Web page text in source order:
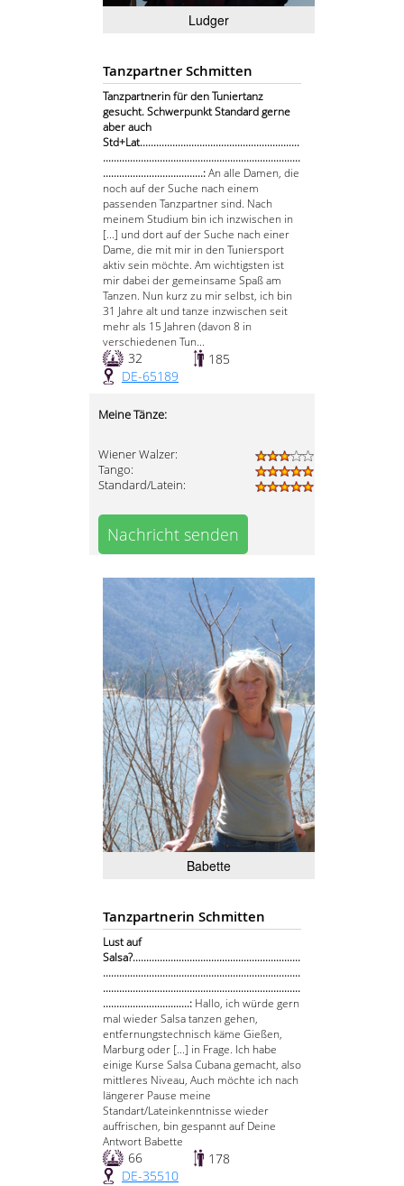
Ludger
Tanzpartner Schmitten
Tanzpartnerin für den Tuniertanz
gesucht. Schwerpunkt Standard gerne
aber auch
Std+Lat...........................................................
.........................................................................
.....................................:An alle Damen, die
noch auf der Suche nach einem
passenden Tanzpartner sind. Nach
meinem Studium bin ich inzwischen in
[...] und dort auf der Suche nach einer
Dame, die mit mir in den Tuniersport
aktiv sein möchte. Am wichtigsten ist
mir dabei der gemeinsame Spaß am
Tanzen. Nun kurz zu mir selbst, ich bin
31 Jahre alt und tanze inzwischen seit
mehr als 15 Jahren (davon 8 in
verschiedenen Tun...
32
185
DE-65189
Meine Tänze:
Wiener Walzer:
Tango:
Standard/Latein:
Nachricht senden
Babette
Tanzpartnerin Schmitten
Lust auf
Salsa?..............................................................
.........................................................................
.........................................................................
................................: Hallo, ich würde gern
mal wieder Salsa tanzen gehen,
entfernungstechnisch käme Gießen,
Marburg oder [...] in Frage. Ich habe
einige Kurse Salsa Cubana gemacht, also
mittleres Niveau, Auch möchte ich nach
längerer Pause meine
Standart/Lateinkenntnisse wieder
auffrischen, bin gespannt auf Deine
Antwort Babette
66
178
DE-35510